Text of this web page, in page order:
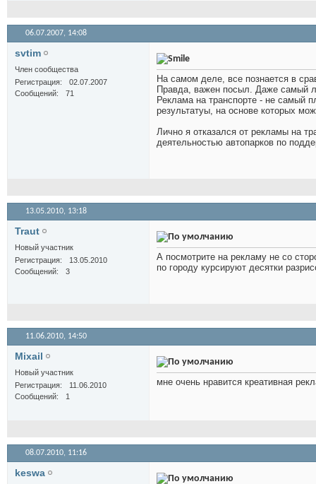
06.07.2007, 14:08
svtim
Член сообщества
Регистрация
02.07.2007
Сообщений
71
На самом деле, все познается в
Правда, важен посыл. Даже самый
Реклама на транспорте - не самый
результатуы, на основе которых
Лично я отказался от рекламы на
деятельностью автопарков по
13.05.2010, 13:18
Traut
Новый участник
Регистрация
13.05.2010
Сообщений
3
А посмотрите на рекламу не со
по городу курсируют десятки
11.06.2010, 14:50
Mixail
Новый участник
Регистрация
11.06.2010
Сообщений
1
мне очень нравится креативная
08.07.2010, 11:16
keswa